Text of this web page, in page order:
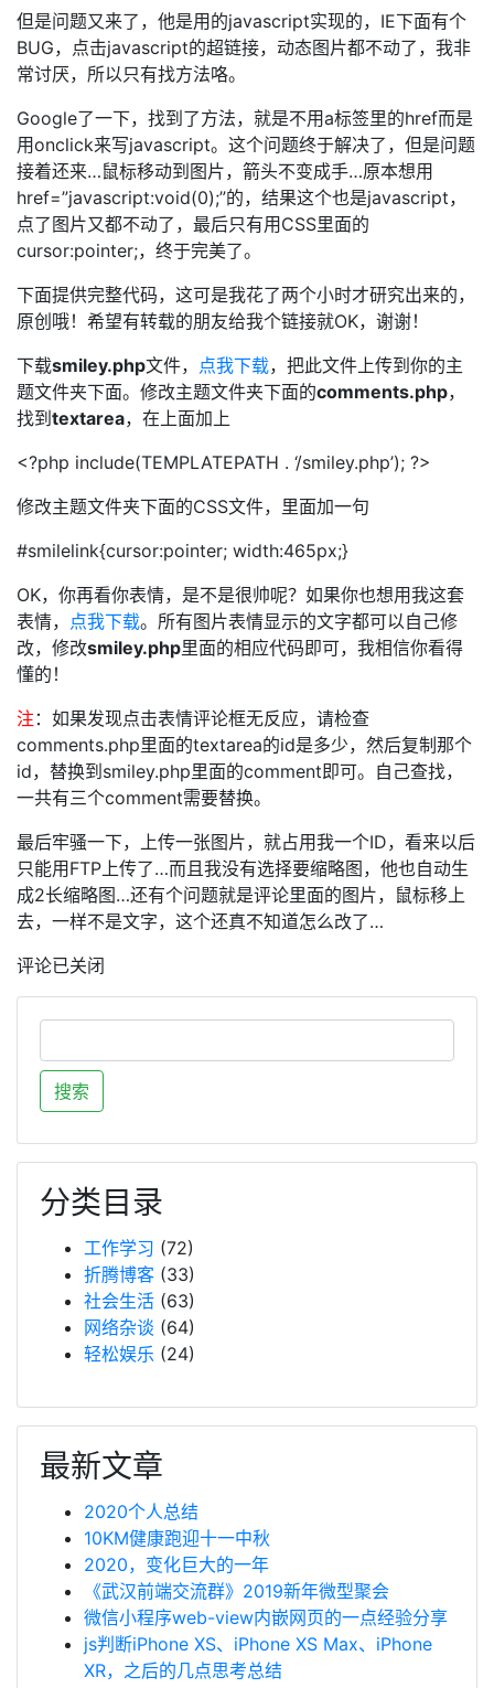
但是问题又来了，他是用的javascript实现的，IE下面有个
BUG，点击javascript的超链接，动态图片都不动了，我非
常讨厌，所以只有找方法咯。
Google了一下，找到了方法，就是不用a标签里的href而是
用onclick来写javascript。这个问题终于解决了，但是问题
接着还来…鼠标移动到图片，箭头不变成手…原本想用
href=”javascript:void(0);”的，结果这个也是javascript，
点了图片又都不动了，最后只有用CSS里面的
cursor:pointer;，终于完美了。
下面提供完整代码，这可是我花了两个小时才研究出来的，
原创哦！希望有转载的朋友给我个链接就OK，谢谢！
下载smiley.php文件， 点我下载，把此文件上传到你的主
题文件夹下面。修改主题文件夹下面的comments.php，
找到 textarea，在上面加上
<?php include(TEMPLATEPATH . ‘/smiley.php’); ?>
修改主题文件夹下面的CSS文件，里面加一句
#smilelink{cursor:pointer; width:465px;}
OK，你再看你表情，是不是很帅呢？如果你也想用我这套
表情， 点我下载。所有图片表情显示的文字都可以自己修
改，修改smiley.php里面的相应代码即可，我相信你看得
懂的！
注 ：如果发现点击表情评论框无反应，请检查
comments.php里面的textarea的id是多少，然后复制那个
id，替换到smiley.php里面的comment即可。自己查找，
一共有三个comment需要替换。
最后牢骚一下，上传一张图片，就占用我一个ID，看来以后
只能用FTP上传了…而且我没有选择要缩略图，他也自动生
成2长缩略图…还有个问题就是评论里面的图片，鼠标移上
去，一样不是文字，这个还真不知道怎么改了…
评论已关闭
分类目录
工作学习 (72)
折腾博客 (33)
社会生活 (63)
网络杂谈 (64)
轻松娱乐 (24)
最新文章
2020个人总结
10KM健康跑迎十一中秋
2020，变化巨大的一年
《武汉前端交流群》2019新年微型聚会
微信小程序web-view内嵌网页的一点经验分享
js判断iPhone XS、iPhone XS Max、iPhone
XR，之后的几点思考总结